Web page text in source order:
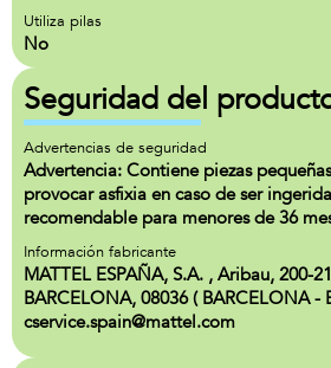
Utiliza pilas
No
Seguridad del
Advertencias de seguridad
Advertencia: Contiene piezas
provocar asfixia en caso de ser
recomendable para menores de 36
Información fabricante
MATTEL ESPAÑA, S.A. , Aribau, 200-
BARCELONA, 08036 ( BARCELONA -
cservice.spain@mattel.com